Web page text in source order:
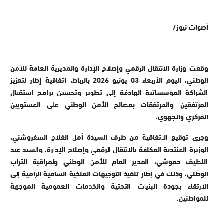
أصوات نيوز/
وقعت وزارة الانتقال الرقمي وإصلاح الإدارة والمديرية العامة للأمن
الوطني، اليوم الأربعاء 03 يونيو 2026 بالرباط، اتفاقية إطار لتعزيز
الشراكة المؤسساتية الهادفة إلى تطوير وتحسين برامج استقبال
المرتفقين والمرتفقات بمصالح الأمن الوطني على المستويين
المركزي والجهوي.
وجرى توقيع الاتفاقية من طرف السيدة أمل الفلاح السغروشني،
الوزيرة المنتدبة المكلفة بالانتقال الرقمي وإصلاح الإدارة، والسيد عبد
اللطيف حموشي، المدير العام للأمن الوطني ولمراقبة التراب
الوطني، وذلك في إطار تنفيذ التوجيهات الملكية السامية الرامية إلى
الارتقاء بجودة البنيات التحتية والخدمات العمومية الموجهة
للمواطنين.